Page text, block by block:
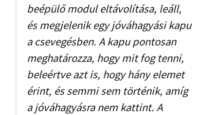
beépülő modul eltávolítása, leáll,
és megjelenik egy jóváhagyási kapu
a csevegésben. A kapu pontosan
meghatározza, hogy mit fog tenni,
beleértve azt is, hogy hány elemet
érint, és semmi sem történik, amíg
a jóváhagyásra nem kattint. A